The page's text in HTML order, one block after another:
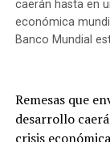
caerán hasta en
económica
Banco Mundial
Remesas que
desarrollo
crisis